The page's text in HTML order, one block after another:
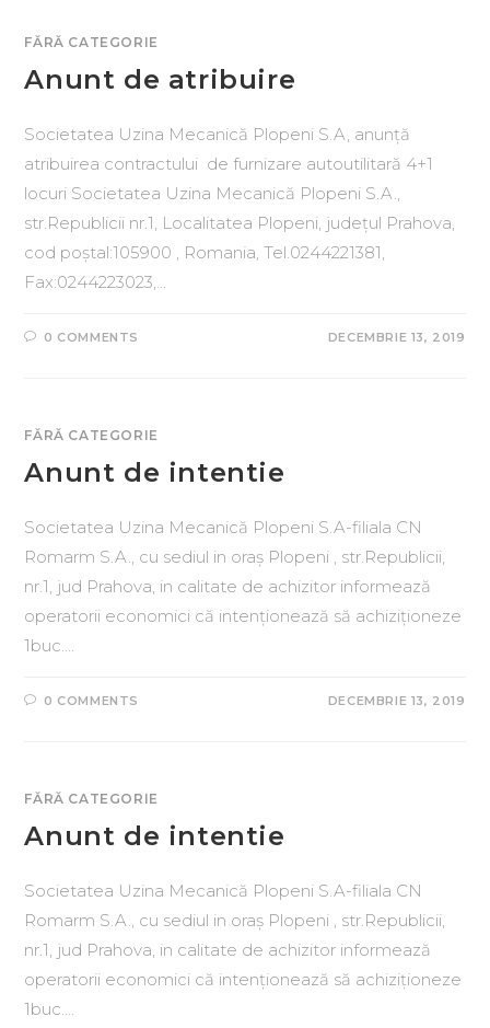
FĂRĂ CATEGORIE
Anunt de atribuire
Societatea Uzina Mecanică Plopeni S.A, anunță
atribuirea contractului de furnizare autoutilitară 4+1
locuri Societatea Uzina Mecanică Plopeni S.A.,
str.Republicii nr.1, Localitatea Plopeni, județul Prahova,
cod poștal:105900 , Romania, Tel.0244221381,
Fax:0244223023,…
0 COMMENTS DECEMBRIE 13, 2019
FĂRĂ CATEGORIE
Anunt de intentie
Societatea Uzina Mecanică Plopeni S.A-filiala CN
Romarm S.A., cu sediul in oraș Plopeni , str.Republicii,
nr.1, jud Prahova, in calitate de achizitor informează
operatorii economici că intenționează să achiziționeze
1buc.…
0 COMMENTS DECEMBRIE 13, 2019
FĂRĂ CATEGORIE
Anunt de intentie
Societatea Uzina Mecanică Plopeni S.A-filiala CN
Romarm S.A., cu sediul in oraș Plopeni , str.Republicii,
nr.1, jud Prahova, in calitate de achizitor informează
operatorii economici că intenționează să achiziționeze
1buc.…